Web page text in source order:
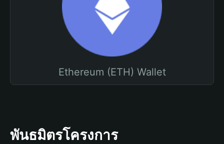
Ethereum (ETH) Wallet
พันธมิตรโครงการ